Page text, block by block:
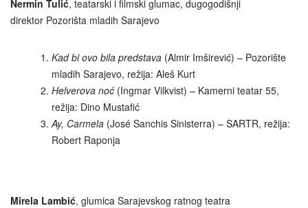
Nermin Tulić, teatarski i filmski glumac, dugogodišnji
direktor Pozorišta mladih Sarajevo
Kad bi ovo bila predstava (Almir Imširević) – Pozorište
mladih Sarajevo, režija: Aleš Kurt
Helverova noć (Ingmar Vilkvist) – Kamerni teatar 55,
režija: Dino Mustafić
Ay, Carmela (José Sanchis Sinisterra) – SARTR, režija:
Robert Raponja
Mirela Lambić, glumica Sarajevskog ratnog teatra